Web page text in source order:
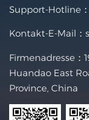
Support-Hotline：
Kontakt-E-Mail：
Firmenadresse：
Huandao East
Province, China